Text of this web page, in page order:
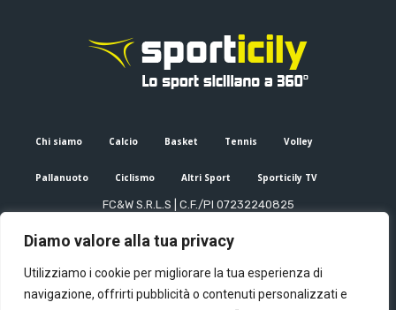
Diamo valore alla tua privacy
Utilizziamo i cookie per migliorare la tua esperienza di
navigazione, offrirti pubblicità o contenuti personalizzati e
Chi siamo Calcio Basket Tennis Volley
Pallanuoto Ciclismo Altri Sport Sporticily TV
FC&W S.R.L.S | C.F./PI 07232240825
Editore e direttore responsabile: Francesco Cammuca | Registro
Mail: info@sporticily.it| Telefono:+39 371 788 7216